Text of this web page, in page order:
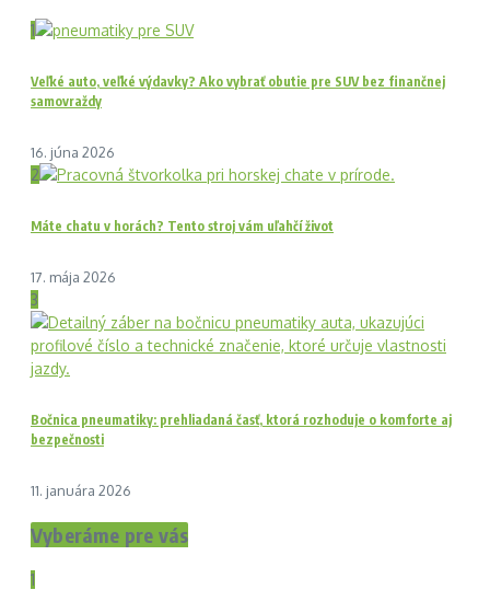
1
Veľké auto, veľké výdavky? Ako vybrať obutie pre SUV bez finančnej
samovraždy
16. júna 2026
2
Máte chatu v horách? Tento stroj vám uľahčí život
17. mája 2026
3
Bočnica pneumatiky: prehliadaná časť, ktorá rozhoduje o komforte aj
bezpečnosti
11. januára 2026
Vyberáme pre vás
1